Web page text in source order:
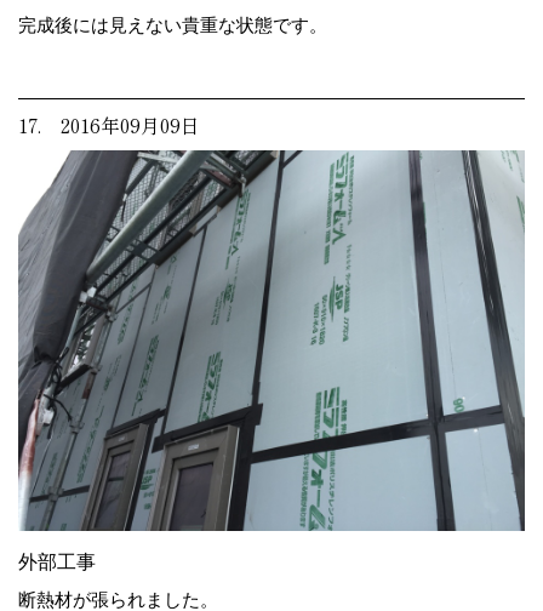
完成後には見えない貴重な状態です。
17. 2016年09月09日
外部工事
断熱材が張られました。